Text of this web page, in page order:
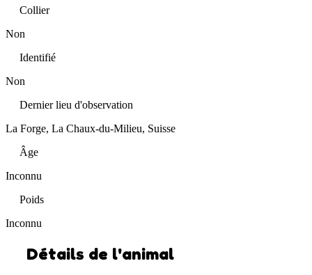
Collier
Non
Identifié
Non
Dernier lieu d'observation
La Forge, La Chaux-du-Milieu, Suisse
Âge
Inconnu
Poids
Inconnu
Détails de l'animal